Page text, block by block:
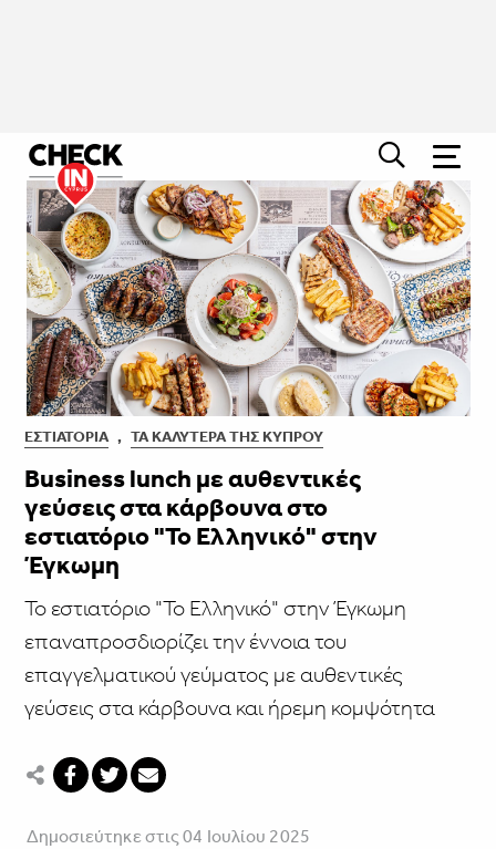
ΕΣΤΙΑΤΌΡΙΑ , ΤΑ ΚΑΛΎΤΕΡΑ ΤΗΣ ΚΎΠΡΟΥ
Business lunch με αυθεντικές
γεύσεις στα κάρβουνα στο
εστιατόριο "Το Ελληνικό" στην
Έγκωμη
Το εστιατόριο "Το Ελληνικό" στην Έγκωμη
επαναπροσδιορίζει την έννοια του
επαγγελματικού γεύματος με αυθεντικές
γεύσεις στα κάρβουνα και ήρεμη κομψότητα
Δημοσιεύτηκε στις 04 Ιουλίου 2025